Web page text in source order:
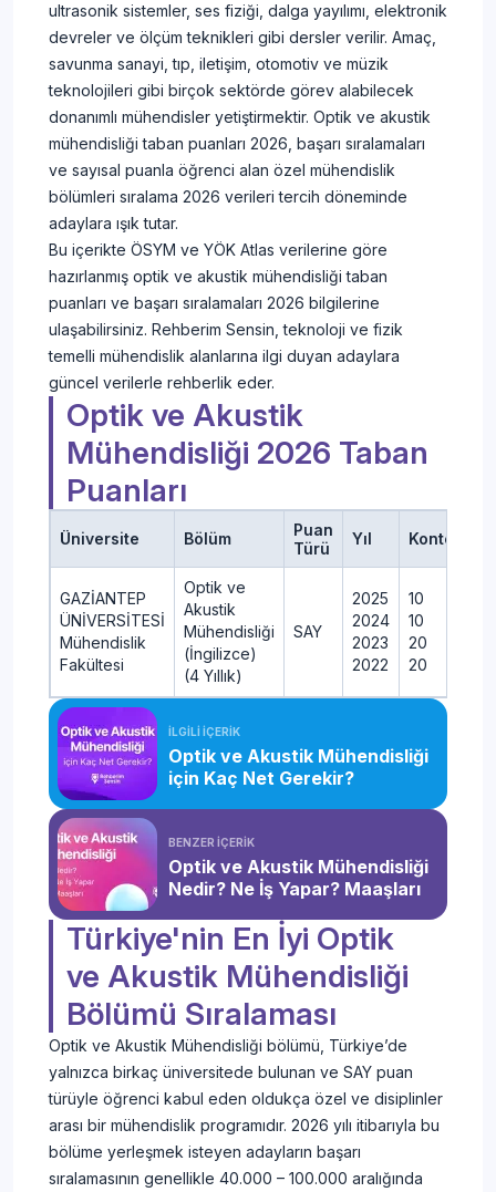
ultrasonik sistemler, ses fiziği, dalga yayılımı, elektronik
devreler ve ölçüm teknikleri gibi dersler verilir. Amaç,
savunma sanayi, tıp, iletişim, otomotiv ve müzik
teknolojileri gibi birçok sektörde görev alabilecek
donanımlı mühendisler yetiştirmektir. Optik ve akustik
mühendisliği taban puanları 2026, başarı sıralamaları
ve sayısal puanla öğrenci alan özel mühendislik
bölümleri sıralama 2026 verileri tercih döneminde
adaylara ışık tutar.
Bu içerikte ÖSYM ve YÖK Atlas verilerine göre
hazırlanmış optik ve akustik mühendisliği taban
puanları ve başarı sıralamaları 2026 bilgilerine
ulaşabilirsiniz. Rehberim Sensin, teknoloji ve fizik
temelli mühendislik alanlarına ilgi duyan adaylara
güncel verilerle rehberlik eder.
Optik ve Akustik
Mühendisliği 2026 Taban
Puanları
Üniversite Bölüm
Puan
Türü
Yıl Kontenjan
GAZİANTEP
ÜNİVERSİTESİ
Mühendislik
Fakültesi
Optik ve
Akustik
Mühendisliği
(İngilizce)
(4 Yıllık)
SAY
2025
2024
2023
2022
10
10
20
20
İLGİLİ İÇERİK
Optik ve Akustik Mühendisliği
için Kaç Net Gerekir?
BENZER İÇERİK
Optik ve Akustik Mühendisliği
Nedir? Ne İş Yapar? Maaşları
Türkiye'nin En İyi Optik
ve Akustik Mühendisliği
Bölümü Sıralaması
Optik ve Akustik Mühendisliği bölümü, Türkiye’de
yalnızca birkaç üniversitede bulunan ve SAY puan
türüyle öğrenci kabul eden oldukça özel ve disiplinler
arası bir mühendislik programıdır. 2026 yılı itibarıyla bu
bölüme yerleşmek isteyen adayların başarı
sıralamasının genellikle 40.000 – 100.000 aralığında